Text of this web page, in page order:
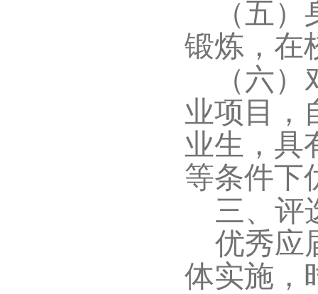
（五
锻炼，在
（六
业项目，
业生，具
等条件下
三、评
优秀应
体实施，